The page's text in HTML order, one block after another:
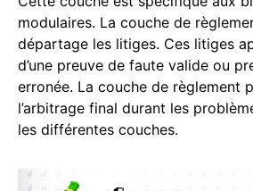
modulaires. La couche de
départage les litiges. Ces litiges
d’une preuve de faute valide ou
erronée. La couche de règlement
l’arbitrage final durant les
les différentes couches.